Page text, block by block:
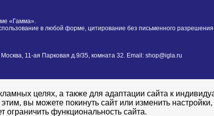
«Гамма».
в любой форме, цитирование без письменного
11-ая Парковая д.9/35, комната 32. Email: shop@igla.ru
целях, а также для адаптации сайта к
вы можете покинуть сайт или изменить
функциональность сайта.